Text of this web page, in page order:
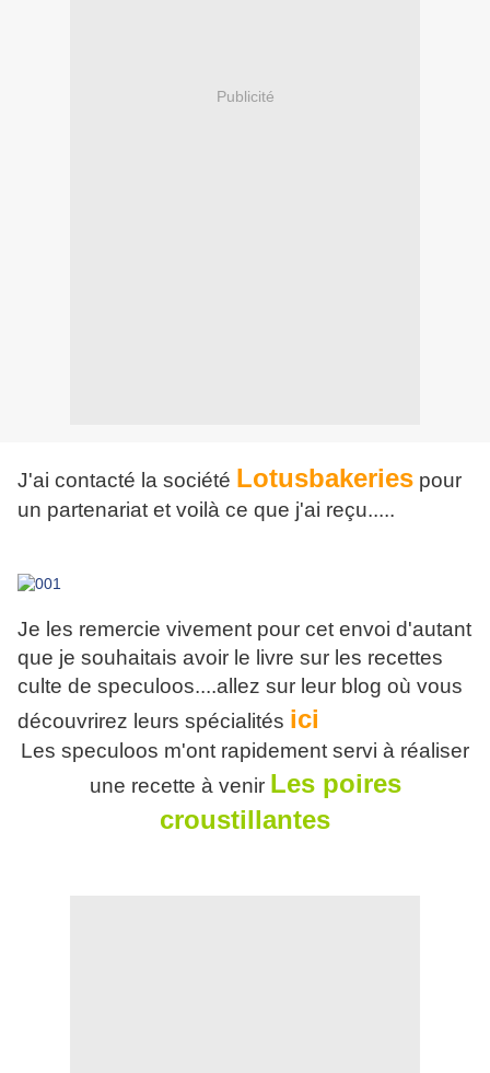
Publicité
J'ai contacté la société Lotusbakeries pour
un partenariat et voilà ce que j'ai reçu.....
Je les remercie vivement pour cet envoi d'autant
que je souhaitais avoir le livre sur les recettes
culte de speculoos....allez sur leur blog où vous
découvrirez leurs spécialités ici
Les speculoos m'ont rapidement servi à réaliser
une recette à venir Les poires
croustillantes